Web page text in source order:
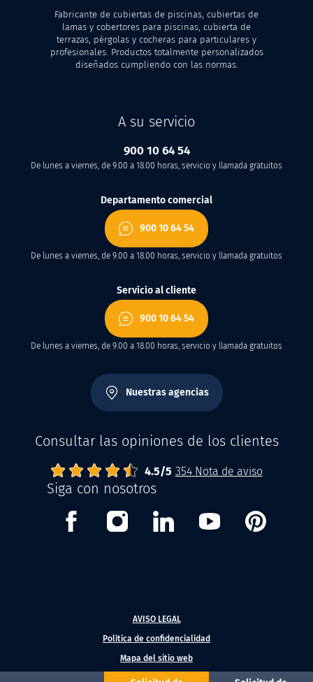
Fabricante de cubiertas de piscinas, cubiertas de
lamas y cobertores para piscinas, cubierta de
terrazas, pérgolas y cocheras para particulares y
profesionales. Productos totalmente personalizados
diseñados cumpliendo con las normas.
A su servicio
900 10 64 54
De lunes a viernes, de 9.00 a 18.00 horas, servicio y llamada gratuitos
Departamento comercial
900 10 64 54
De lunes a viernes, de 9.00 a 18.00 horas, servicio y llamada gratuitos
Servicio al cliente
900 10 64 54
De lunes a viernes, de 9.00 a 18.00 horas, servicio y llamada gratuitos
Nuestras agencias
Consultar las opiniones de los clientes
Abrisud
Note moyenne :
4.5/5 354Nota de aviso
Siga con nosotros
Facebook Instagram Linkedin Youtube
AVISO LEGAL
Política de confidencialidad
Mapa del sitio web